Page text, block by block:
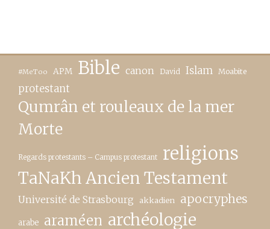
#MeToo APM Bible canon David Islam Moabite
protestant
Qumrân et rouleaux de la mer
Morte
Regards protestants – Campus protestant religions
TaNaKh Ancien Testament
Université de Strasbourg akkadien apocryphes
arabe araméen archéologie